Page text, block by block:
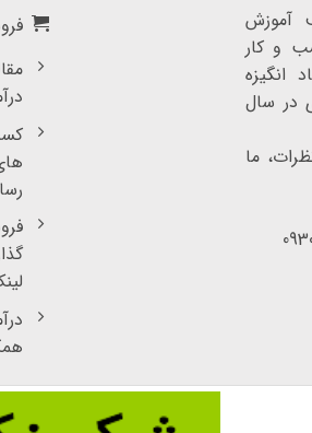
آموزش
و کار
انگیزه
در سال
ما